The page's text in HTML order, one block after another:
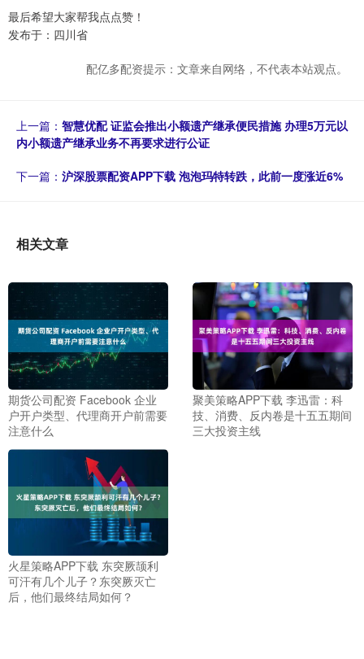
最后希望大家帮我点点赞！
发布于：四川省
配亿多配资提示：文章来自网络，不代表本站观点。
上一篇： 智慧优配 证监会推出小额遗产继承便民措施 办理5万元以
内小额遗产继承业务不再要求进行公证
下一篇： 沪深股票配资APP下载 泡泡玛特转跌，此前一度涨近6%
相关文章
期货公司配资 Facebook 企业
户开户类型、代理商开户前需要
注意什么
聚美策略APP下载 李迅雷：科
技、消费、反内卷是十五五期间
三大投资主线
火星策略APP下载 东突厥颉利
可汗有几个儿子？东突厥灭亡
后，他们最终结局如何？